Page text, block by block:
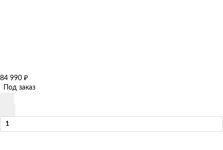
84 990 ₽
Под заказ